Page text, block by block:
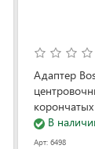
Адаптер
В
Арт: 6498